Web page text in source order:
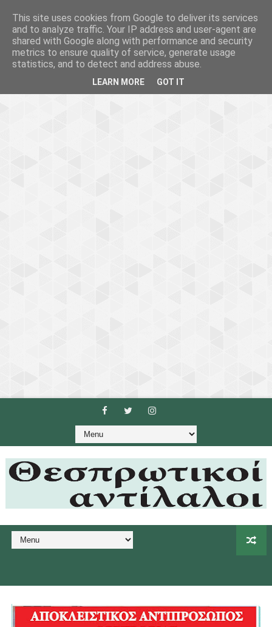
This site uses cookies from Google to deliver its services
and to analyze traffic. Your IP address and user-agent are
shared with Google along with performance and security
metrics to ensure quality of service, generate usage
statistics, and to detect and address abuse.
LEARN MORE GOT IT